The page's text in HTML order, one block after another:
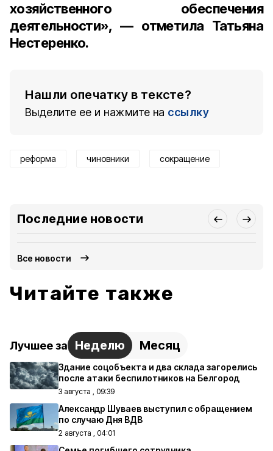
хозяйственного обеспечения
деятельности», — отметила Татьяна
Нестеренко.
Нашли опечатку в тексте?
Выделите ее и нажмите на ссылку
реформа чиновники сокращение
Последние новости
Все новости
Читайте также
Лучшее за Неделю Месяц
Здание соцобъекта и два склада загорелись
после атаки беспилотников на Белгород
3 августа , 09:39
Александр Шуваев выступил с обращением
по случаю Дня ВДВ
2 августа , 04:01